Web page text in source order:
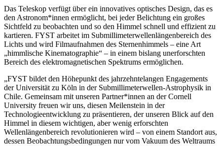
Das Teleskop verfügt über ein innovatives optisches Design, das es
den Astronom*innen ermöglicht, bei jeder Belichtung ein großes
Sichtfeld zu beobachten und so den Himmel schnell und effizient zu
kartieren. FYST arbeitet im Submillimeterwellenlängenbereich des
Lichts und wird Filmaufnahmen des Sternenhimmels – eine Art
„himmlische Kinematographie“ – in einem bislang unerforschten
Bereich des elektromagnetischen Spektrums ermöglichen.
„FYST bildet den Höhepunkt des jahrzehntelangen Engagements
der Universität zu Köln in der Submillimeterwellen-Astrophysik in
Chile. Gemeinsam mit unseren Partner*innen an der Cornell
University freuen wir uns, diesen Meilenstein in der
Technologieentwicklung zu präsentieren, der unseren Blick auf den
Himmel in diesem wichtigen, aber wenig erforschten
Wellenlängenbereich revolutionieren wird – von einem Standort aus,
dessen Beobachtungsbedingungen nur vom Vakuum des Weltraums